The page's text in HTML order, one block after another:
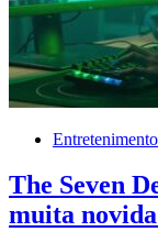
Entretenimento
The Seven
muita